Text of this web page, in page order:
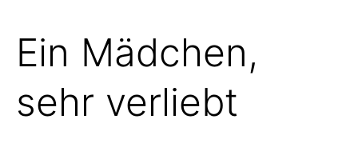
Ein Mädchen,
sehr verliebt